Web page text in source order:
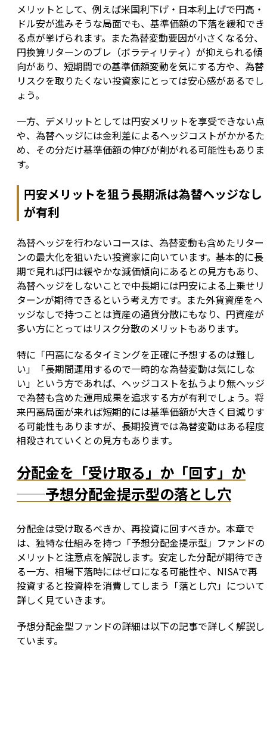
メリットとして、例えば米国利下げ・日本利上げで円高・
ドル安が進みそうな局面でも、基準価額の下落を緩和でき
る点が挙げられます。また為替変動要因が小さくなる分、
円換算リターンのブレ（ボラティリティ）が抑えられる傾
向があり、短期間での基準価額変動を気にする方や、為替
リスクを取りたくない投資家にとっては安心感があるでし
ょう。
一方、デメリットとしては円安メリットを享受できない点
や、為替ヘッジには金利差によるヘッジコストがかかるた
め、その分だけ基準価額の伸びが削がれる可能性もありま
す。
円安メリットを狙う長期派は為替ヘッジなし
が有利
為替ヘッジを行わないコースは、為替変動も含めたリター
ンの最大化を狙いたい投資家に向いています。基本的に長
期で見れば円は緩やかな減価傾向にあるとの見方もあり、
為替ヘッジをしないことで中長期には円安による上乗せリ
ターンが期待できるという考え方です。また外貨資産をヘ
ッジなしで持つことは資産の通貨分散にもなり、円資産が
多い方にとってはリスク分散のメリットもあります。
特に「円高になるタイミングを正確に予想するのは難し
い」「長期間運用するので一時的な為替変動は気にしな
い」という方であれば、ヘッジコストを払うより無ヘッジ
で為替も含めた運用成果を追求する方が有利でしょう。将
来円高局面が来れば短期的には基準価額が大きく目減りす
る可能性もありますが、長期投資では為替変動はある程度
相殺されていくとの見方もあります。
分配金を「受け取る」か「回す」か
──予想分配金提示型の落とし穴
分配金は受け取るべきか、再投資に回すべきか。本章で
は、独特な仕組みを持つ「予想分配金提示型」ファンドの
メリットと注意点を解説します。安定した分配が期待でき
る一方、相場下落時にはゼロになる可能性や、NISAで再
投資すると投資枠を消費してしまう「落とし穴」について
詳しく見ていきます。
予想分配金型ファンドの詳細は以下の記事で詳しく解説し
ています。